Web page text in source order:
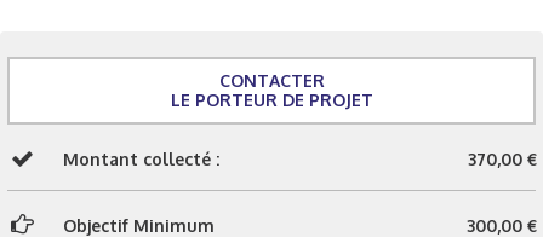
CONTACTER
LE PORTEUR DE PROJET
Montant collecté : 370,00 €
Objectif Minimum 300,00 €